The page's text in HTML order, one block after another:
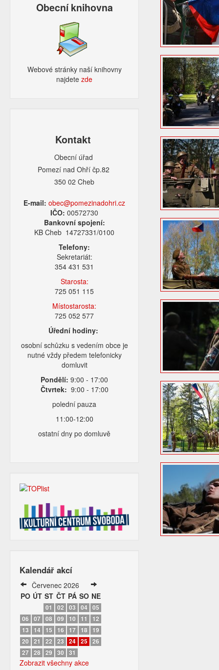
Obecní knihovna
Webové stránky naší knihovny
najdetezde​
Kontakt
Obecní úřad
Pomezí nad Ohří čp.82
350 02 Cheb
E-mail: obec@pomezinadohri.cz
IČO:00572730
Bankovní spojení:
KB Cheb 14727331/0100
Telefony:
Sekretariát:
354 431 531
Starosta:
725 051 115
Místostarosta:
725 052 577
Úřední hodiny:
osobní schůzku s vedením obce je
nutné vždy předem telefonicky
domluvit
Pondělí: 9:00 - 17:00
Čtvrtek: 9:00 - 17:00
polední pauza
11:00-12:00
ostatní dny po domluvě
Kalendář akcí
Červenec 2026
PO ÚT ST ČT PÁ SO NE
01 02 03 04
05
06
07 08 09 10 11
12
13
14 15 16 17 18
19
20
21 22 23 24 25
26
27 28 29 30 31
Zobrazit všechny akce